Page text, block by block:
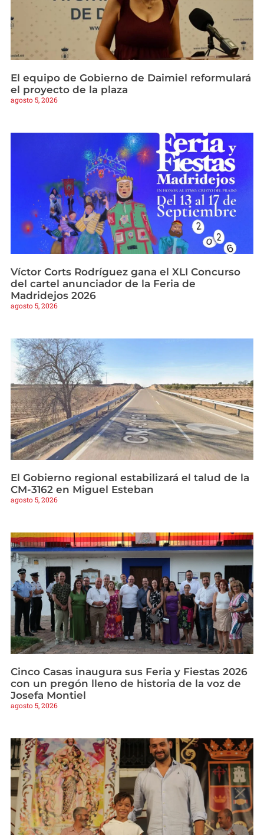
El equipo de Gobierno de Daimiel reformulará
el proyecto de la plaza
agosto 5, 2026
Víctor Corts Rodríguez gana el XLI Concurso
del cartel anunciador de la Feria de
Madridejos 2026
agosto 5, 2026
El Gobierno regional estabilizará el talud de la
CM-3162 en Miguel Esteban
agosto 5, 2026
Cinco Casas inaugura sus Feria y Fiestas 2026
con un pregón lleno de historia de la voz de
Josefa Montiel
agosto 5, 2026